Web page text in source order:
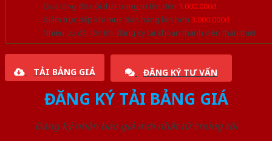
Quà tặng đồ nội thất trang trí lên đến 1.000.000đ
Giảm trực tiếp khi mua đơn hàng lớn hơn 3.000.000đ
Nhiều ưu đãi lớn khi đăng ký tài khoản thành viên thân thiết
TẢI BẢNG GIÁ ĐĂNG KÝ TƯ VẤN
ĐĂNG KÝ TẢI BẢNG GIÁ
Đăng ký nhận báo giá mới nhất từ chúng tôi